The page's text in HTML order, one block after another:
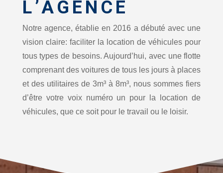
L’AGENCE
Notre agence, établie en 2016 a débuté avec une
vision claire: faciliter la location de véhicules pour
tous types de besoins. Aujourd’hui, avec une flotte
comprenant des voitures de tous les jours à places
et des utilitaires de 3m³ à 8m³, nous sommes fiers
d’être votre voix numéro un pour la location de
véhicules, que ce soit pour le travail ou le loisir.